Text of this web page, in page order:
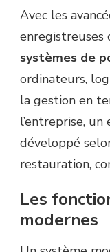
Avec les
enregistreuses
systèmes de
ordinateurs,
la gestion en
l’entreprise,
développé
restauration,
Les
modernes